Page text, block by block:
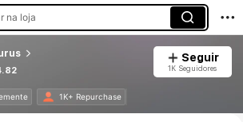
na loja
Seguir
1K Seguidores
1K+ Repurchase
Divulgação de Preço, Vendas e Detalhes de Stock.